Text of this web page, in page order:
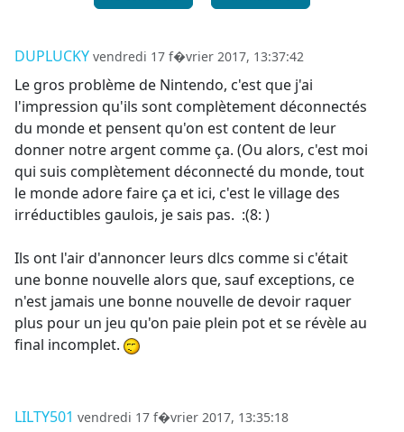
DUPLUCKY vendredi 17 f�vrier 2017, 13:37:42
Le gros problème de Nintendo, c'est que j'ai
l'impression qu'ils sont complètement déconnectés
du monde et pensent qu'on est content de leur
donner notre argent comme ça. (Ou alors, c'est moi
qui suis complètement déconnecté du monde, tout
le monde adore faire ça et ici, c'est le village des
irréductibles gaulois, je sais pas. :(8: )
Ils ont l'air d'annoncer leurs dlcs comme si c'était
une bonne nouvelle alors que, sauf exceptions, ce
n'est jamais une bonne nouvelle de devoir raquer
plus pour un jeu qu'on paie plein pot et se révèle au
final incomplet.
LILTY501 vendredi 17 f�vrier 2017, 13:35:18